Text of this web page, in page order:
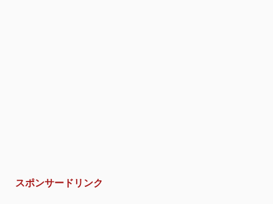
スポンサードリンク